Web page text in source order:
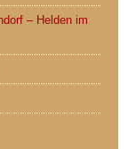
– Helden im